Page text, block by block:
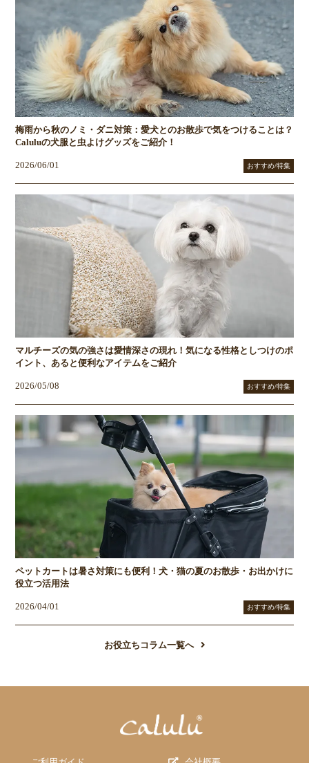
梅雨から秋のノミ・ダニ対策：愛犬とのお散歩で気をつけることは？
Caluluの犬服と虫よけグッズをご紹介！
2026/06/01 おすすめ/特集
マルチーズの気の強さは愛情深さの現れ！気になる性格としつけのポ
イント、あると便利なアイテムをご紹介
2026/05/08 おすすめ/特集
ペットカートは暑さ対策にも便利！犬・猫の夏のお散歩・お出かけに
役立つ活用法
2026/04/01 おすすめ/特集
お役立ちコラム一覧へ